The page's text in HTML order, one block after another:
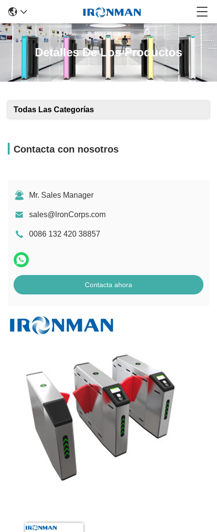
Detalles De Los Productos
Todas Las Categorías
Contacta con nosotros
Mr. Sales Manager
sales@lronCorps.com
0086 132 420 38857
Contacta ahora